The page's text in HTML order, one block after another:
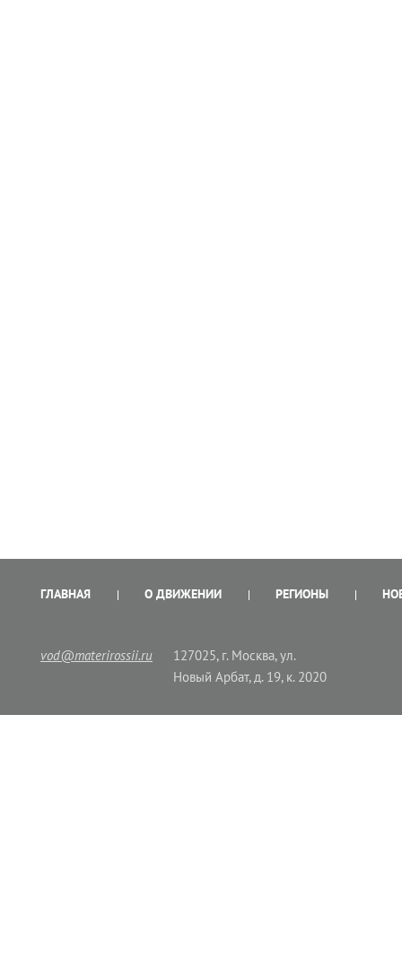
ГЛАВНАЯ О ДВИЖЕНИИ РЕГИОНЫ
vod@materirossii.ru
127025, г. Москва, ул.
Новый Арбат, д. 19, к. 2020